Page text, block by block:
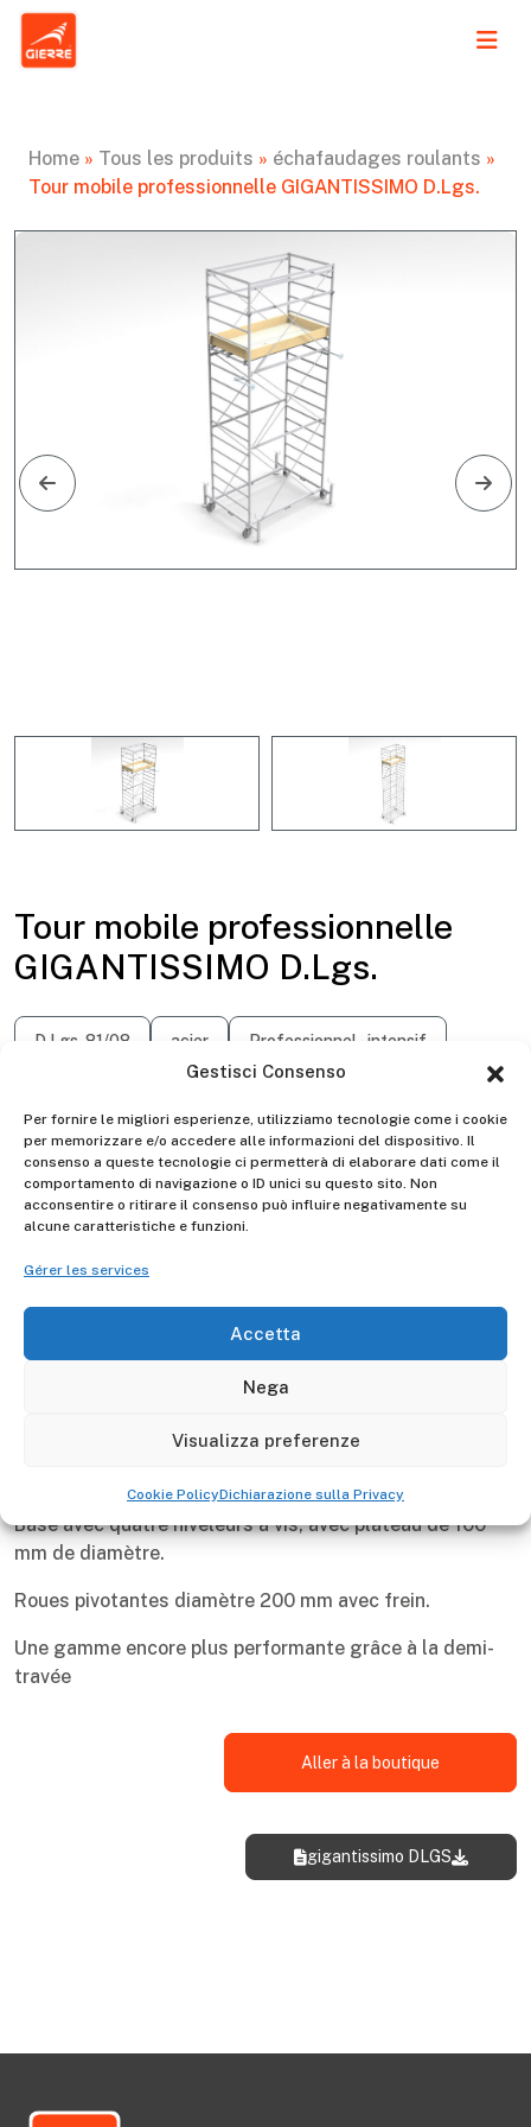
Gestisci Consenso
Per fornire le migliori esperienze, utilizziamo tecnologie come i cookie
per memorizzare e/o accedere alle informazioni del dispositivo. Il
consenso a queste tecnologie ci permetterà di elaborare dati come il
comportamento di navigazione o ID unici su questo sito. Non
acconsentire o ritirare il consenso può influire negativamente su
alcune caratteristiche e funzioni.
Gérer les services
Accetta
Nega
Visualizza preferenze
Cookie PolicyDichiarazione sulla Privacy
Home » Tous les produits » échafaudages roulants »
Tour mobile professionnelle GIGANTISSIMO D.Lgs.
Tour mobile professionnelle
GIGANTISSIMO D.Lgs.
D.Lgs. 81/08 acier Professionnel - intensif
Manufacturer -
410 Portata Max kg
Descrizione
Plancher de travail (1,10x1,90 m) en deux pièces, avec
trappe, équipé de garde-pieds anti-chute d’objets.
Tirants avec fixation par verrou automatique.
Kit de fixation murale inclus, obligatoire toutes les deux
Base avec quatre niveleurs à vis, avec plateau de 100
mm de diamètre.
Roues pivotantes diamètre 200 mm avec frein.
Une gamme encore plus performante grâce à la demi-
travée
Aller à la boutique
gigantissimo DLGS